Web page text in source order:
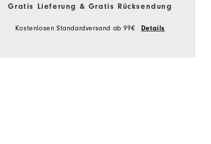
Gratis Lieferung & Gratis Rücksendung
Kostenlosen Standardversand ab 99€ Details